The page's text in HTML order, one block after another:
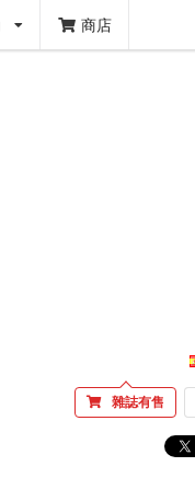
商店
雜誌有售